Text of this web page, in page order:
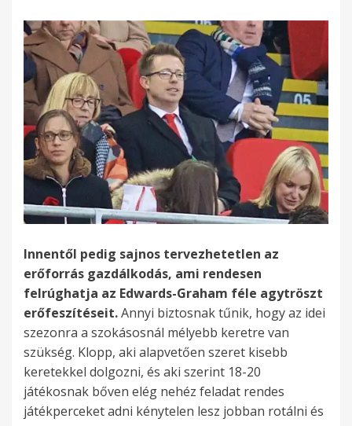
Innentől pedig sajnos tervezhetetlen az
erőforrás gazdálkodás, ami rendesen
felrúghatja az Edwards-Graham féle agytröszt
erőfeszítéseit.Annyi biztosnak tűnik, hogy az idei
szezonra a szokásosnál mélyebb keretre van
szükség. Klopp, aki alapvetően szeret kisebb
keretekkel dolgozni, és aki szerint 18-20
játékosnak bőven elég nehéz feladat rendes
játékperceket adni kénytelen lesz jobban rotálni és